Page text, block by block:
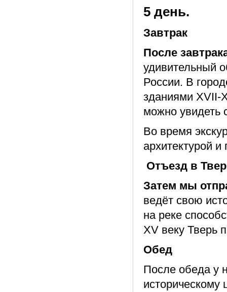
5 день.
Завтрак
После
удивительный
России. В
зданиями XVII-
можно увидеть
Во время
архитектурой
Отъезд в
Затем мы
ведёт свою
на реке
XV веку Тверь
Обед
После обеда у
историческому